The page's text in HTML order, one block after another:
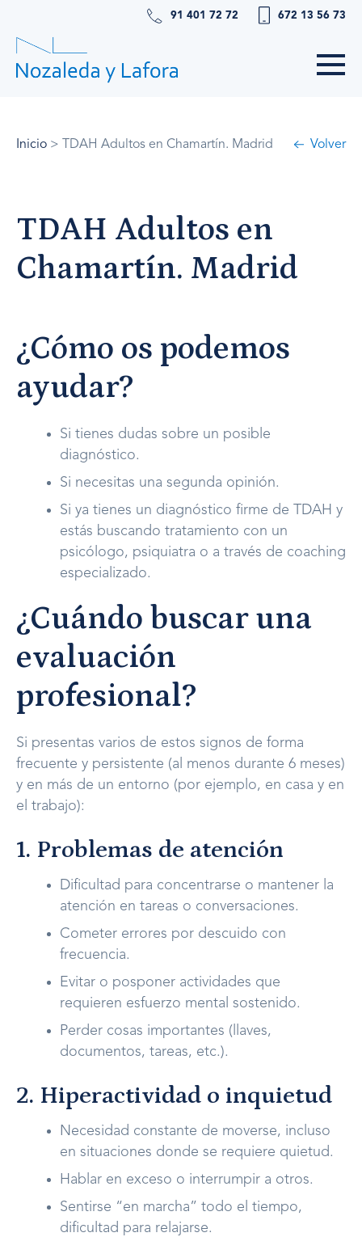
91 401 72 72 672 13 56 73
Inicio > TDAH Adultos en Chamartín. Madrid Volver
TDAH Adultos en
Chamartín. Madrid
¿Cómo os podemos
ayudar?
Si tienes dudas sobre un posible
diagnóstico.
Si necesitas una segunda opinión.
Si ya tienes un diagnóstico firme de TDAH y
estás buscando tratamiento con un
psicólogo, psiquiatra o a través de coaching
especializado.
¿Cuándo buscar una
evaluación
profesional?
Si presentas varios de estos signos de forma
frecuente y persistente (al menos durante 6 meses)
y en más de un entorno (por ejemplo, en casa y en
el trabajo):
1. Problemas de atención
Dificultad para concentrarse o mantener la
atención en tareas o conversaciones.
Cometer errores por descuido con
frecuencia.
Evitar o posponer actividades que
requieren esfuerzo mental sostenido.
Perder cosas importantes (llaves,
documentos, tareas, etc.).
2. Hiperactividad o inquietud
Necesidad constante de moverse, incluso
en situaciones donde se requiere quietud.
Hablar en exceso o interrumpir a otros.
Sentirse “en marcha” todo el tiempo,
dificultad para relajarse.